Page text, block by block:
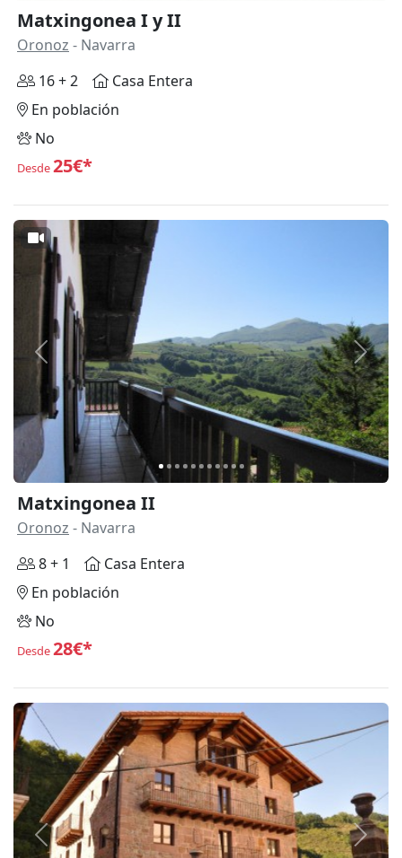
Matxingonea I y II
Oronoz - Navarra
16 + 2
Casa Entera
En población
No
Desde25€*
Anterior
Matxingonea II
Oronoz - Navarra
8 + 1
Casa Entera
En población
No
Desde28€*
Anterior